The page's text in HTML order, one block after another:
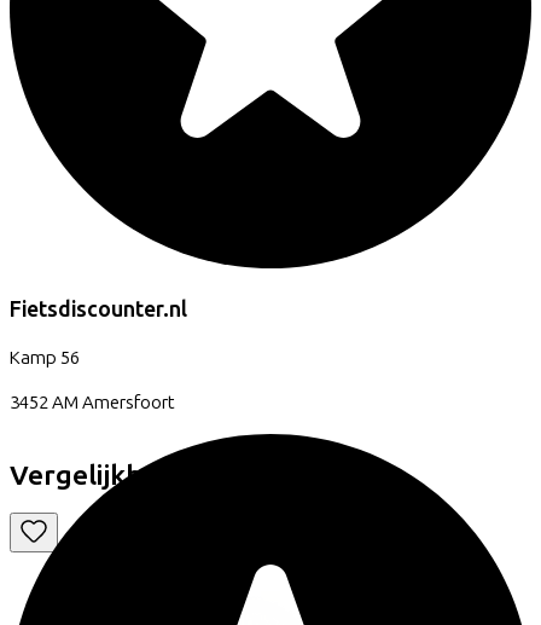
Fietsdiscounter.nl
Kamp 56
3452 AM Amersfoort
Vergelijkbare fietsen